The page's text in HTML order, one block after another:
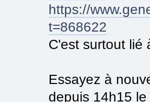
https://
t=868622
C'est surtout lié
Essayez à
depuis 14h15